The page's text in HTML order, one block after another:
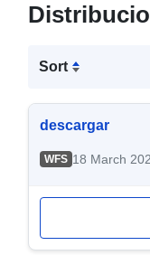
Sort
descargar
WFS 18 March